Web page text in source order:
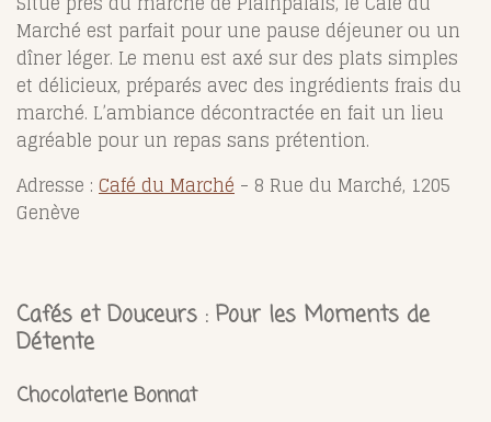
Marché est parfait pour une pause déjeuner ou un
dîner léger. Le menu est axé sur des plats simples
et délicieux, préparés avec des ingrédients frais du
marché. L’ambiance décontractée en fait un lieu
agréable pour un repas sans prétention.
Adresse : Café du Marché - 8 Rue du Marché, 1205
Genève
Cafés et Douceurs : Pour les Moments de
Détente
Chocolaterie Bonnat